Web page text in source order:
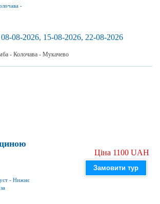
-
08-08-2026, 15-08-2026, 22-08-2026
- Колочава - Мукачево
- Нижнє
Ціна 1100 UAH
Замовити тур